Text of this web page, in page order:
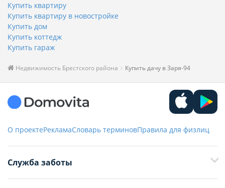
Купить квартиру
Купить квартиру в новостройке
Купить дом
Купить коттедж
Купить гараж
Недвижимость Брестского района Купить дачу в Заря-94
О проектеРекламаСловарь терминовПравила для физлиц
Служба заботы